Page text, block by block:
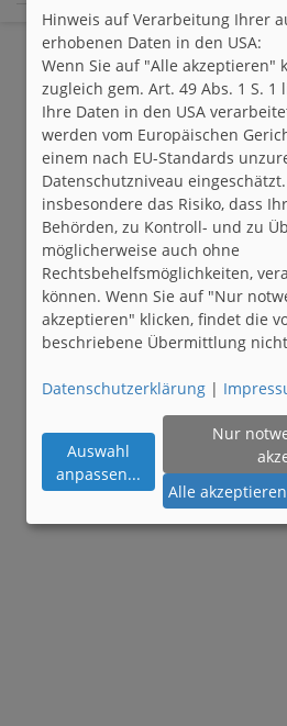
Hinweis auf Verarbeitung Ihrer
erhobenen Daten in den USA:
Wenn Sie auf "Alle akzeptieren"
zugleich gem. Art. 49 Abs. 1 S. 1
Ihre Daten in den USA
werden vom Europäischen
einem nach EU-Standards
Datenschutzniveau
insbesondere das Risiko, dass
Behörden, zu Kontroll- und zu
möglicherweise auch ohne
Rechtsbehelfsmöglichkeiten,
können. Wenn Sie auf "Nur
akzeptieren" klicken, findet die
beschriebene Übermittlung
Datenschutzerklärung |
Auswahl
anpassen...
Nur
Alle akzeptieren